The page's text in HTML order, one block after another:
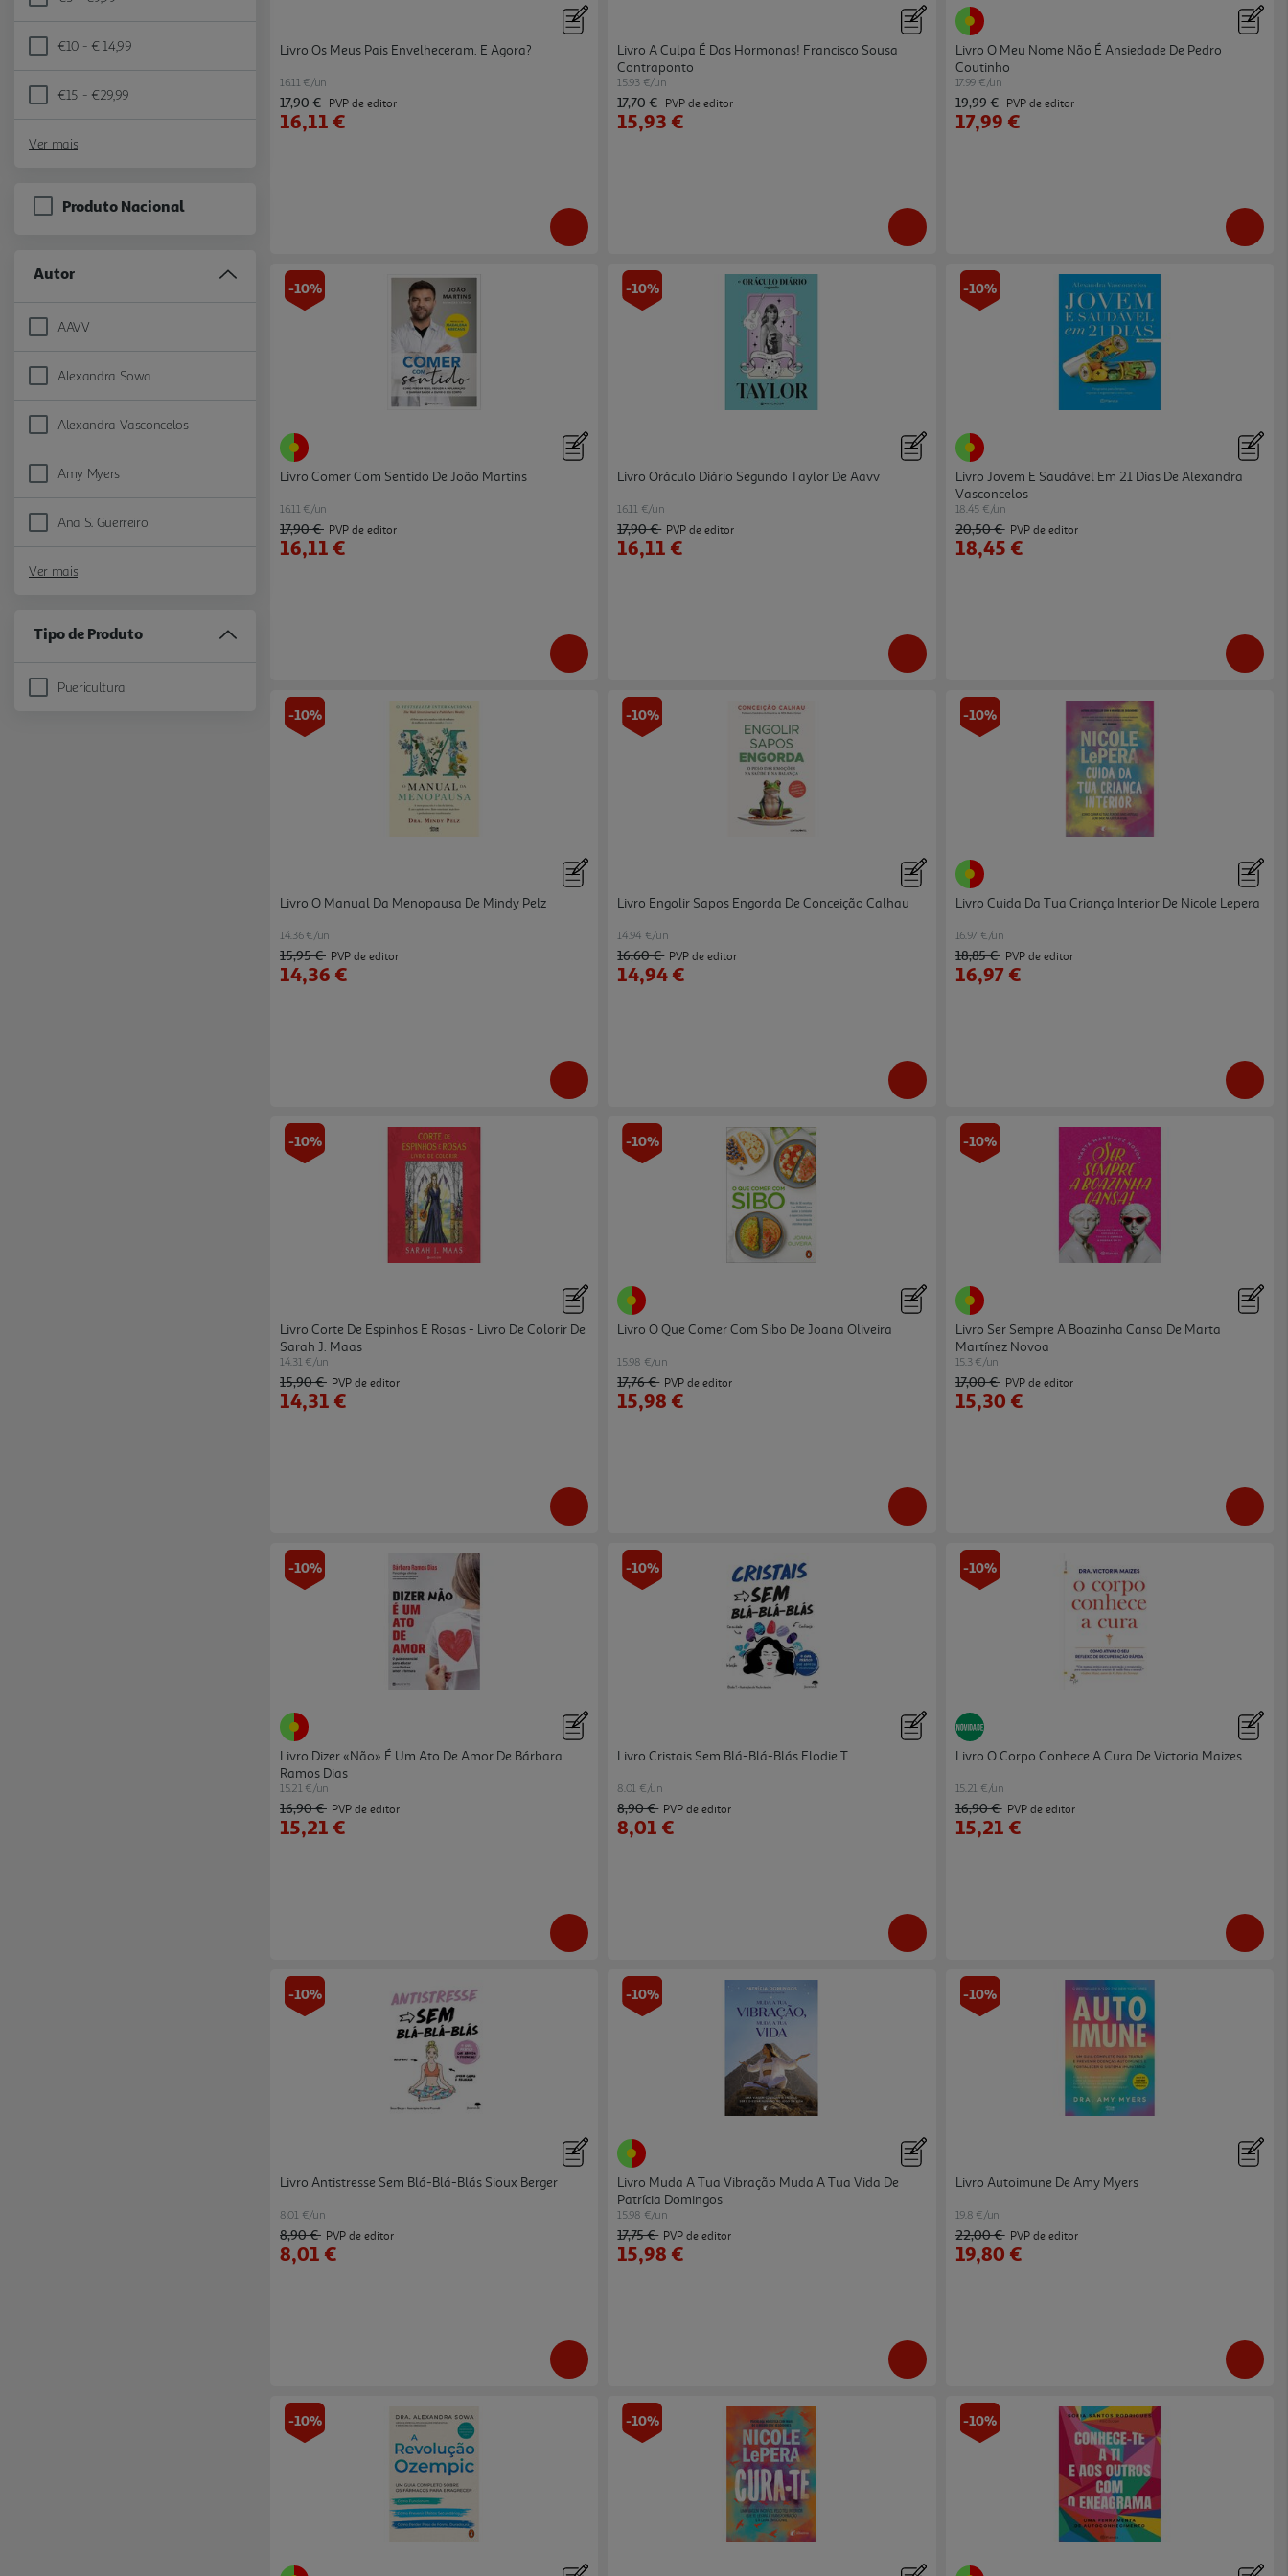
Refine by Preço: €5 - €9,99
€10 - € 14,99
Refine by Preço: €10 - € 14,99
€15 - €29,99
Refine by Preço: €15 - €29,99
Ver mais
Produto Nacional
Autor
AAVV
Refine by Autor: AAVV
Alexandra Sowa
Refine by Autor: Alexandra Sowa
Alexandra Vasconcelos
Refine by Autor: Alexandra Vasconcelos
Amy Myers
Refine by Autor: Amy Myers
Ana S. Guerreiro
Refine by Autor: Ana S. Guerreiro
Ver mais
Tipo de Produto
Puericultura
Refine by Tipo de Produto: Puericultura
Livro Os Meus Pais Envelheceram. E Agora?
16.11 €/un
17,90 € PVP de editor
16,11 €
Livro A Culpa É Das Hormonas! Francisco Sousa
Contraponto
15.93 €/un
17,70 € PVP de editor
15,93 €
Livro O Meu Nome Não É Ansiedade De Pedro
Coutinho
17.99 €/un
19,99 € PVP de editor
17,99 €
-10%
Livro Comer Com Sentido De João Martins
16.11 €/un
17,90 € PVP de editor
16,11 €
-10%
Livro Oráculo Diário Segundo Taylor De Aavv
16.11 €/un
17,90 € PVP de editor
16,11 €
-10%
Livro Jovem E Saudável Em 21 Dias De Alexandra
Vasconcelos
18.45 €/un
20,50 € PVP de editor
18,45 €
-10%
Livro O Manual Da Menopausa De Mindy Pelz
14.36 €/un
15,95 € PVP de editor
14,36 €
-10%
Livro Engolir Sapos Engorda De Conceição Calhau
14.94 €/un
16,60 € PVP de editor
14,94 €
-10%
Livro Cuida Da Tua Criança Interior De Nicole Lepera
16.97 €/un
18,85 € PVP de editor
16,97 €
-10%
Livro Corte De Espinhos E Rosas - Livro De Colorir De
Sarah J. Maas
14.31 €/un
15,90 € PVP de editor
14,31 €
-10%
Livro O Que Comer Com Sibo De Joana Oliveira
15.98 €/un
17,76 € PVP de editor
15,98 €
-10%
Livro Ser Sempre A Boazinha Cansa De Marta
Martínez Novoa
15.3 €/un
17,00 € PVP de editor
15,30 €
-10%
Livro Dizer «não» É Um Ato De Amor De Bárbara
Ramos Dias
15.21 €/un
16,90 € PVP de editor
15,21 €
-10%
Livro Cristais Sem Blá-Blá-Blás Elodie T.
8.01 €/un
8,90 € PVP de editor
8,01 €
-10%
Livro O Corpo Conhece A Cura De Victoria Maizes
15.21 €/un
16,90 € PVP de editor
15,21 €
-10%
Livro Antistresse Sem Blá-Blá-Blás Sioux Berger
8.01 €/un
8,90 € PVP de editor
8,01 €
-10%
Livro Muda A Tua Vibração Muda A Tua Vida De
Patrícia Domingos
15.98 €/un
17,75 € PVP de editor
15,98 €
-10%
Livro Autoimune De Amy Myers
19.8 €/un
22,00 € PVP de editor
19,80 €
-10% -10% -10%